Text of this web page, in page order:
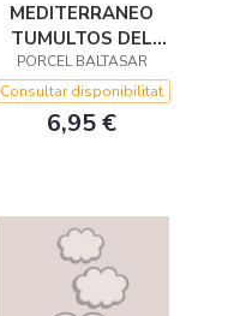
MEDITERRANEO
TUMULTOS DEL
OLEAJE-BOOKET
PORCEL BALTASAR
Consultar disponibilitat
6,95 €